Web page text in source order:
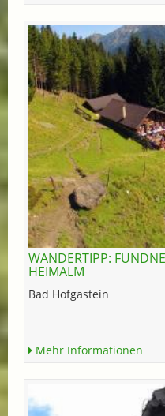
WANDERTIPP:
HEIMALM
Bad Hofgastein
Mehr Informationen